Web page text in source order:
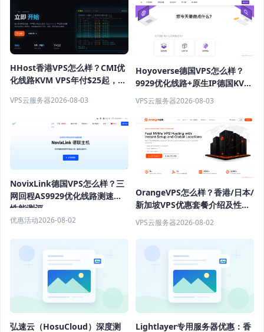
HHost香港VPS怎么样？CMI优
化线路KVM VPS年付$25起，
4GB内存优惠套餐
VPS云服务器2026-08-03
Hoyoverse德国VPS怎么样？
9929优化线路+原生IP德国KVM
VPS推荐
VPS云服务器2026-08-03
NovixLink德国VPS怎么样？三
网回程AS9929优化线路测速与
性能测评
优惠活动2026-08-02
OrangeVPS怎么样？香港/日本/
新加坡VPS优惠套餐介绍及性能
配置评测
VPS云服务器2026-08-02
弘速云（HosuCloud）深度测
Lightlayer专用服务器优惠：香